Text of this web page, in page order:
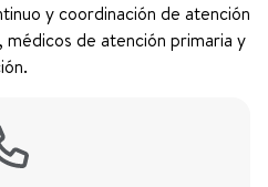
y coordinación de atención
de atención primaria y